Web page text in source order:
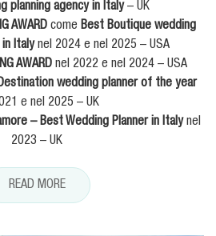
planning agency in Italy– UK
AWARD come Best Boutique wedding
Italynel 2024 e nel 2025 – USA
AWARDnel 2022 e nel 2024 – USA
wedding planner of the year
e nel 2025 – UK
– Best Wedding Planner in Italynel
2023 – UK
READ MORE